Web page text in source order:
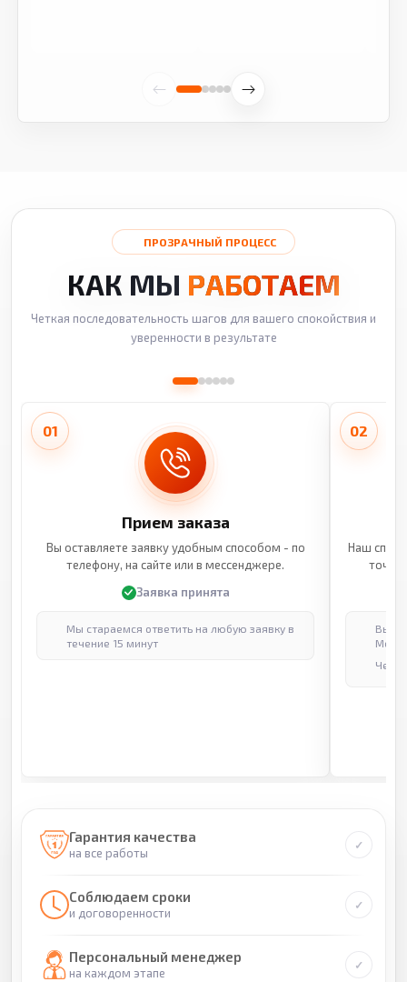
ПРОЗРАЧНЫЙ ПРОЦЕСС
КАК МЫ РАБОТАЕМ
Четкая последовательность шагов для вашего спокойствия и
уверенности в результате
01
Прием заказа
Вы оставляете заявку удобным способом - по
телефону, на сайте или в мессенджере.
Заявка принята
Мы стараемся ответить на любую заявку в
течение 15 минут
02
Наш
Гарантия качества
на все работы
Соблюдаем сроки
и договоренности
Персональный менеджер
на каждом этапе